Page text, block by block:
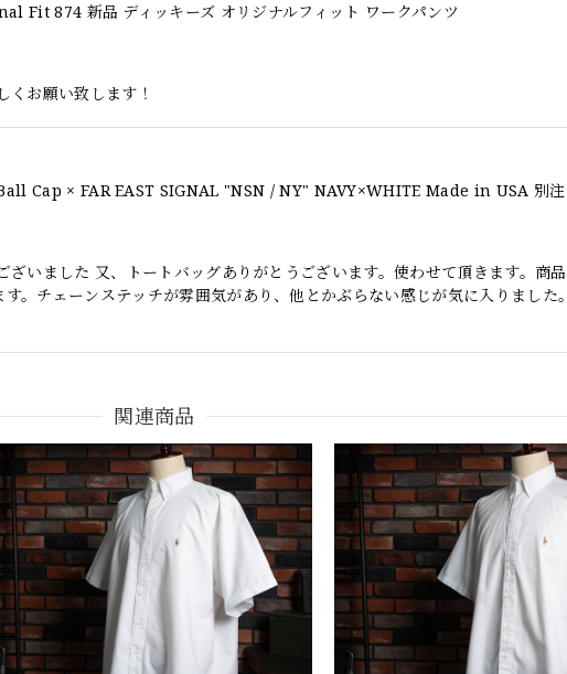
Fit 874 新品 ディッキーズ オリジナルフィット ワークパンツ
くお願い致します！
いました 又、トートバッグありがとうございます。使わせて頂きます。商
。チェーンステッチが雰囲気があり、他とかぶらない感じが気に入りました。
POLO CHINO ポロチノ ラルフローレン ユーズド ショーツ ショートパンツ
関連商品